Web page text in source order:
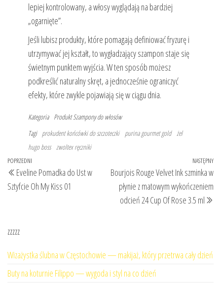
lepiej kontrolowany, a włosy wyglądają na bardziej
„ogarnięte”.
Jeśli lubisz produkty, które pomagają definiować fryzurę i
utrzymywać jej kształt, to wygładzający szampon staje się
świetnym punktem wyjścia. W ten sposób możesz
podkreślić naturalny skręt, a jednocześnie ograniczyć
efekty, które zwykle pojawiają się w ciągu dnia.
Kategoria ProduktSzampony do włosów
Tagi prokudent końcówki do szczoteczki purina gourmet gold żel
hugo boss zwoltex ręczniki
Nawigacja
wpisu
Poprzedni
wpis
POPRZEDNI
Eveline Pomadka do Ust w
Sztyfcie Oh My Kiss 01
NASTĘPNY
Bourjois Rouge Velvet Ink szminka w
płynie z matowym wykończeniem
odcień 24 Cup Of Rose 3.5 ml
zzzzz
Wizażystka ślubna w Częstochowie — makijaż, który przetrwa cały dzień
Buty na koturnie Filippo — wygoda i styl na co dzień